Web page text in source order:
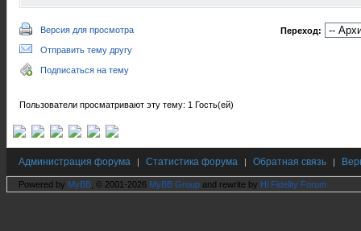
Версия для просмотра
Отправить тему другу
Подписаться на тему
Переход:
Пользователи просматривают эту тему: 1 Гость(ей)
Администрация форума | Статистика форума | Обратная связь |
Powered by MyBB , © 2001-2026 MyBB Group and rewrite by Hi Fidelity Forum